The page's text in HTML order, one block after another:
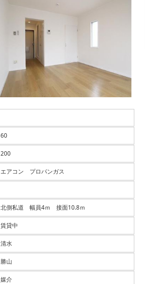
60
200
エアコン プロパンガス
北側私道 幅員4ｍ 接面10.8ｍ
賃貸中
清水
勝山
媒介